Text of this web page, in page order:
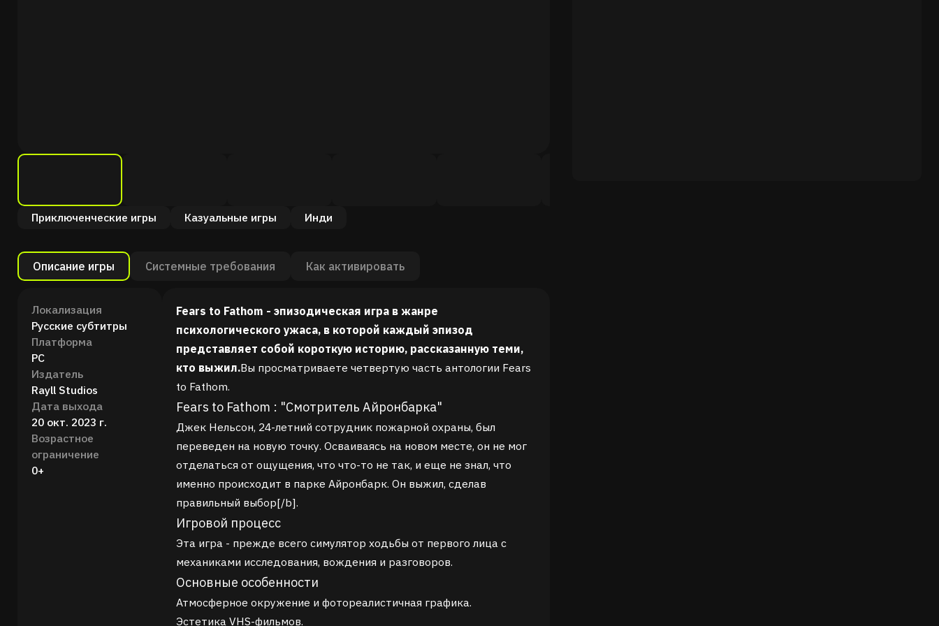
Приключенческие игры Казуальные игры Инди
Описание игры Системные требования Как активировать
Локализация
Русские субтитры
Платформа
PC
Издатель
Rayll Studios
Дата выхода
20 окт. 2023 г.
Возрастное
ограничение
0+
Fears to Fathom - эпизодическая игра в жанре
психологического ужаса, в которой каждый эпизод
представляет собой короткую историю, рассказанную теми,
кто выжил.Вы просматриваете четвертую часть антологии Fears
to Fathom.
Fears to Fathom : "Смотритель Айронбарка"
Джек Нельсон, 24-летний сотрудник пожарной охраны, был
переведен на новую точку. Осваиваясь на новом месте, он не мог
отделаться от ощущения, что что-то не так, и еще не знал, что
именно происходит в парке Айронбарк. Он выжил, сделав
правильный выбор[/b].
Игровой процесс
Эта игра - прежде всего симулятор ходьбы от первого лица с
механиками исследования, вождения и разговоров.
Основные особенности
Атмосферное окружение и фотореалистичная графика.
Эстетика VHS-фильмов.